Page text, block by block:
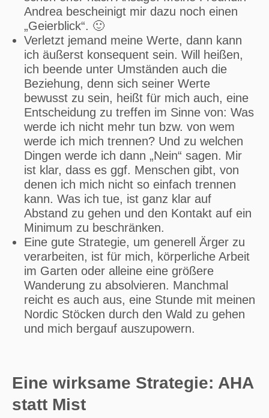
Andrea bescheinigt mir dazu noch einen
„Geierblick“. 🙂
Verletzt jemand meine Werte, dann kann
ich äußerst konsequent sein. Will heißen,
ich beende unter Umständen auch die
Beziehung, denn sich seiner Werte
bewusst zu sein, heißt für mich auch, eine
Entscheidung zu treffen im Sinne von: Was
werde ich nicht mehr tun bzw. von wem
werde ich mich trennen? Und zu welchen
Dingen werde ich dann „Nein“ sagen. Mir
ist klar, dass es ggf. Menschen gibt, von
denen ich mich nicht so einfach trennen
kann. Was ich tue, ist ganz klar auf
Abstand zu gehen und den Kontakt auf ein
Minimum zu beschränken.
Eine gute Strategie, um generell Ärger zu
verarbeiten, ist für mich, körperliche Arbeit
im Garten oder alleine eine größere
Wanderung zu absolvieren. Manchmal
reicht es auch aus, eine Stunde mit meinen
Nordic Stöcken durch den Wald zu gehen
und mich bergauf auszupowern.
Eine wirksame Strategie: AHA
statt Mist